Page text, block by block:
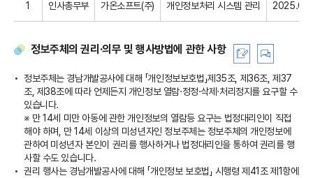
롤
1 인사총무부 가온소프트(주) 개인정보처리 시스템 관리
정보주체의 권리·의무 및 행사방법에 관한 사항
정보주체는 경남개발공사에 대해 「개인정보보호법」제35조, 제36조, 제37
조, 제38조에 따라 언제든지 개인정보 열람·정정·삭제·처리정지를 요구할 수
있습니다.
※ 만 14세 미만 아동에 관한 개인정보의 열람등 요구는 법정대리인이 직접
해야 하며, 만 14세 이상의 미성년자인 정보주체는 정보주체의 개인정보에
관하여 미성년자 본인이 권리를 행사하거나 법정대리인을 통하여 권리를 행
사할 수도 있습니다.
권리 행사는 경남개발공사에 대해 「개인정보 보호법」 시행령 제41조 제1항에